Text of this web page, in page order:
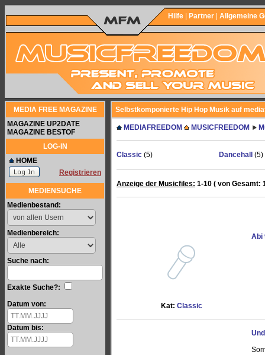
Hilfe Partner Allgemeine
MEDIA FREE MAGAZINE
MAGAZINE UP2DATE
MAGAZINE BESTOF
LOG-IN
HOME
Registrieren
MEDIENSUCHE
Medienbestand:
Medienbereich:
Suche nach:
Exakte Suche?:
Datum von:
Datum bis:
Selbstkomponierte Hip Hop Musik auf
MEDIAFREEDOM MUSICFREEDOM
Classic (5) Dancehall (5)
Anzeige der Musicfiles: 1-10 ( von Gesamt:
Kat: Classic
Abi